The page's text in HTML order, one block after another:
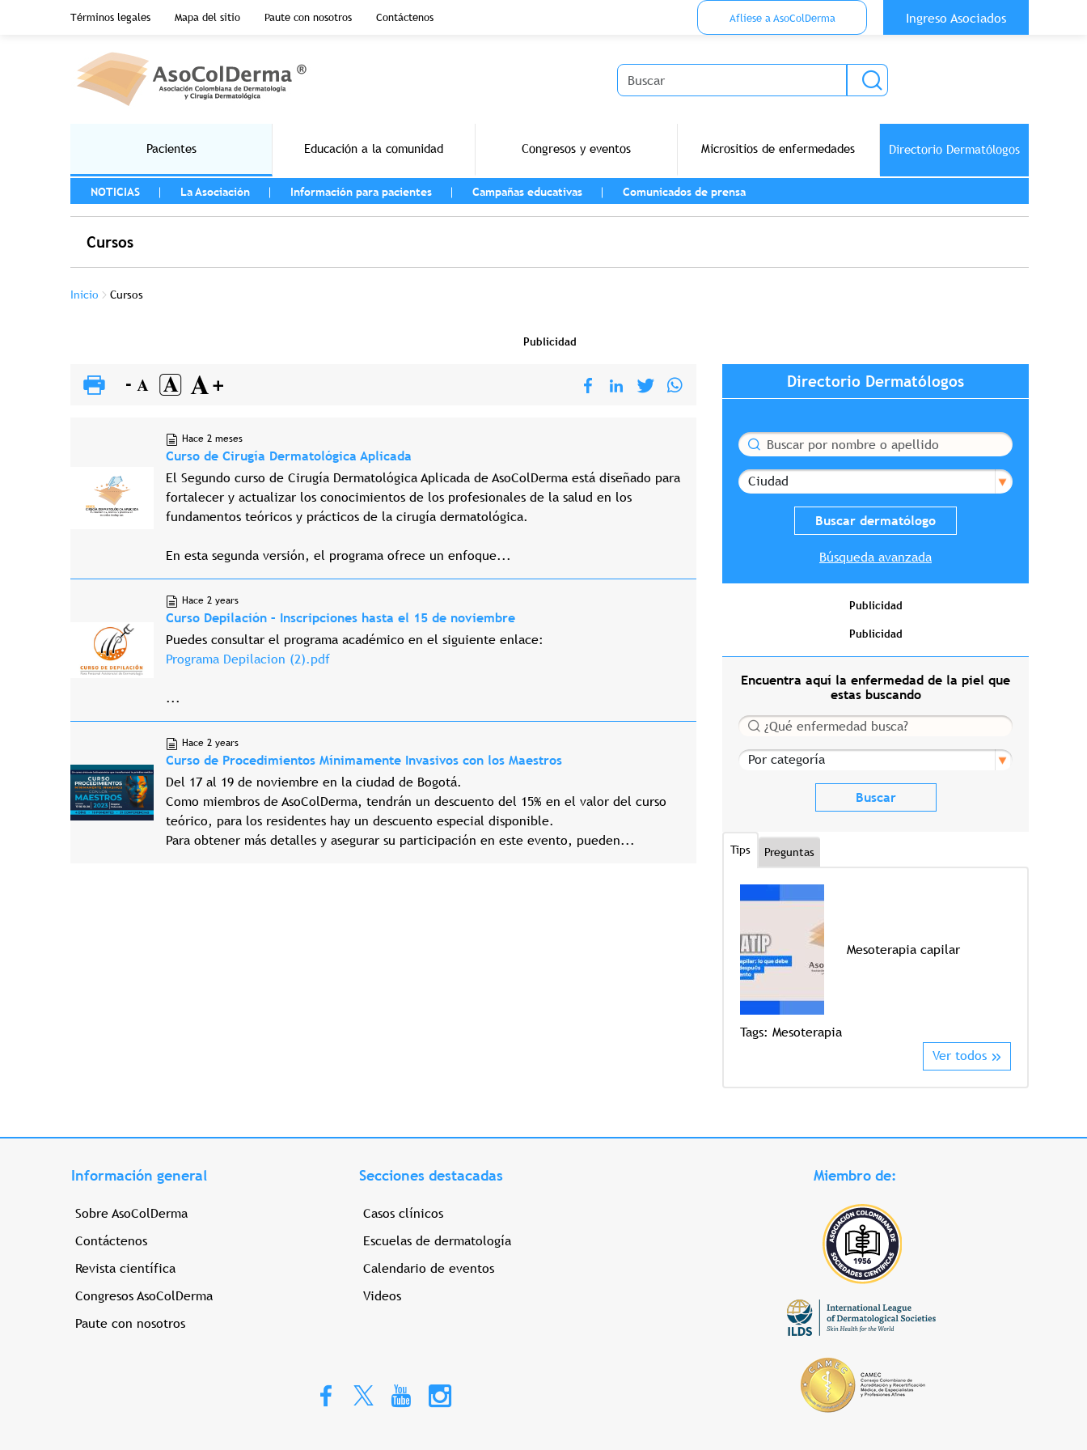
Pasar al contenido principal
Términos legales
Mapa del sitio Paute con nosotros Contáctenos
Menu Top Anónimo
Aflíese a AsoColDerma
Ingreso Asociados
Buscar
Pacientes Educación a la comunidad Congresos y eventos Micrositios de enfermedades Directorio Dermatólogos
MENU LEFT
NOTICIAS
La Asociación Información para pacientes Campañas educativas Comunicados de prensa
Cursos
Sobrescribir enlaces de ayuda a la navegación
Inicio Cursos
Publicidad
Hace 2 meses
Curso de Cirugía Dermatológica Aplicada
El Segundo curso de Cirugía Dermatológica Aplicada de AsoColDerma está diseñado para
fortalecer y actualizar los conocimientos de los profesionales de la salud en los
fundamentos teóricos y prácticos de la cirugía dermatológica.
En esta segunda versión, el programa ofrece un enfoque...
Hace 2 years
Curso Depilación – Inscripciones hasta el 15 de noviembre
Puedes consultar el programa académico en el siguiente enlace:
Programa Depilacion (2).pdf
...
Hace 2 years
Curso de Procedimientos Mínimamente Invasivos con los Maestros
Del 17 al 19 de noviembre en la ciudad de Bogotá.
Como miembros de AsoColDerma, tendrán un descuento del 15% en el valor del curso
teórico, para los residentes hay un descuento especial disponible.
Para obtener más detalles y asegurar su participación en este evento, pueden...
Directorio Dermatólogos
Buscar
Ciudad
Búsqueda avanzada
Publicidad
Publicidad
Encuentra aquí la enfermedad de la piel que
estas buscando
Buscar
Por categoría
Tips Preguntas
Mesoterapia capilar
Tags: Mesoterapia
Ver todos
Información general
Sobre AsoColDerma
Contáctenos
Revista científica
Congresos AsoColDerma
Paute con nosotros
Secciones destacadas
Casos clínicos
Escuelas de dermatología
Calendario de eventos
Videos
Miembro de: